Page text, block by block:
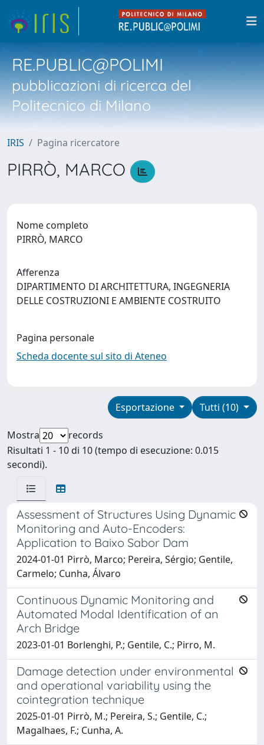
RE.PUBLIC@POLIMI
pubblicazioni di ricerca del
Politecnico di Milano
IRIS Pagina ricercatore
PIRRÒ, MARCO
Nome completo
PIRRÒ, MARCO
Afferenza
DIPARTIMENTO DI ARCHITETTURA, INGEGNERIA
DELLE COSTRUZIONI E AMBIENTE COSTRUITO
Pagina personale
Scheda docente sul sito di Ateneo
Tutti (10)
Esportazione
Mostra
records
Risultati 1 - 10 di 10 (tempo di esecuzione: 0.015
secondi).
Assessment of Structures Using Dynamic
Monitoring and Auto-Encoders:
Application to Baixo Sabor Dam
2024-01-01 Pirrò, Marco; Pereira, Sérgio; Gentile,
Carmelo; Cunha, Álvaro
Continuous Dynamic Monitoring and
Automated Modal Identification of an
Arch Bridge
2023-01-01 Borlenghi, P.; Gentile, C.; Pirro, M.
Damage detection under environmental
and operational variability using the
cointegration technique
2025-01-01 Pirrò, M.; Pereira, S.; Gentile, C.;
Magalhaes, F.; Cunha, A.